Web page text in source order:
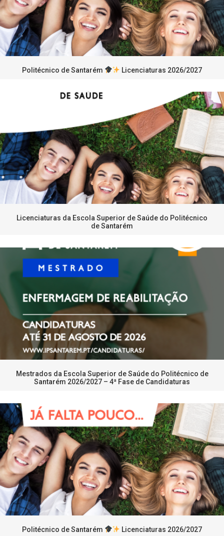
Politécnico de Santarém Licenciaturas 2026/2027
Licenciaturas da Escola Superior de Saúde do Politécnico
de Santarém
Mestrados da Escola Superior de Saúde do Politécnico de
Santarém 2026/2027 – 4ª Fase de Candidaturas
Politécnico de Santarém Licenciaturas 2026/2027